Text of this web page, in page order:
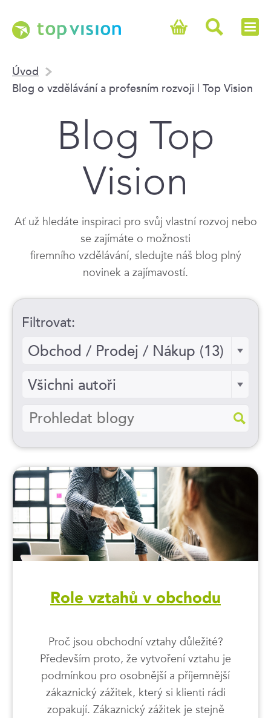
Úvod
Blog o vzdělávání a profesním rozvoji | Top Vision
Blog Top
Vision
Ať už hledáte inspiraci pro svůj vlastní rozvoj nebo
se zajímáte o možnosti
firemního vzdělávání, sledujte náš blog plný
novinek a zajímavostí.
Filtrovat:
Obchod / Prodej / Nákup (13)
Vyberte
kategorii
Všichni autoři
Vyberte
autora
Role vztahů v obchodu
Proč jsou obchodní vztahy důležité?
Především proto, že vytvoření vztahu je
podmínkou pro osobnější a příjemnější
zákaznický zážitek, který si klienti rádi
zopakují. Zákaznický zážitek je stejně